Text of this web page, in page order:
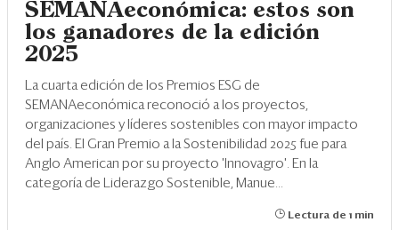
Edición Impresa
SEMANAeconómica: estos son
los ganadores de la edición
2025
La cuarta edición de los Premios ESG de
SEMANAeconómica reconoció a los proyectos,
organizaciones y líderes sostenibles con mayor impacto
del país. El Gran Premio a la Sostenibilidad 2025 fue para
Anglo American por su proyecto 'Innovagro'. En la
categoría de Liderazgo Sostenible, Manue...
Lectura de 1 min